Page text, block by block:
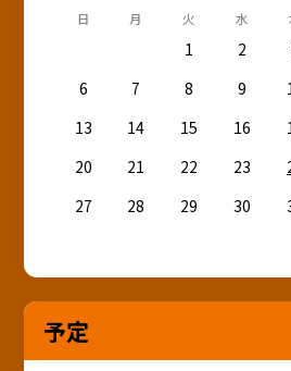
日 月 火 水
1 2
6
7 8 9
13
14 15 16
20
21 22 23
27
28 29 30
予定